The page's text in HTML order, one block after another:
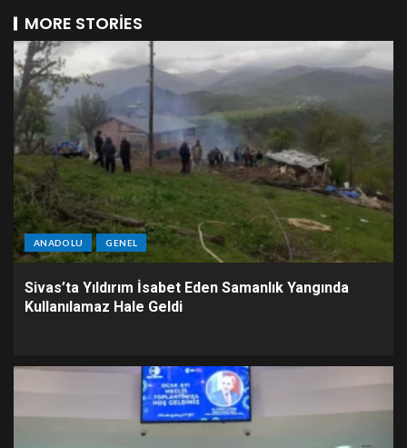
MORE STORIES
ANADOLU GENEL
Sivas’ta Yıldırım İsabet Eden Samanlık Yangında
Kullanılamaz Hale Geldi